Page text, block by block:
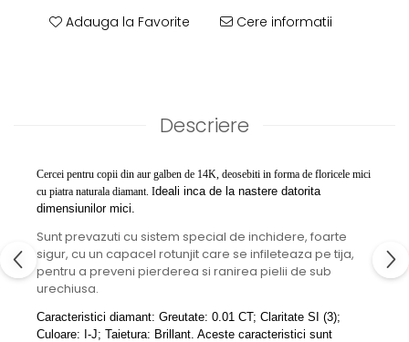
Adauga la Favorite Cere informatii
Descriere
Cercei pentru copii din aur galben de 14K, deosebiti in forma de floricele mici
cu piatra naturala diamant. Ideali inca de la nastere datorita
dimensiunilor mici.
Sunt prevazuti cu sistem special de inchidere, foarte
sigur, cu un capacel rotunjit care se infileteaza pe tija,
pentru a preveni pierderea si ranirea pielii de sub
urechiusa.
Caracteristici diamant: Greutate: 0.01 CT; Claritate SI (3);
Culoare: I-J; Taietura: Brillant. Aceste caracteristici sunt